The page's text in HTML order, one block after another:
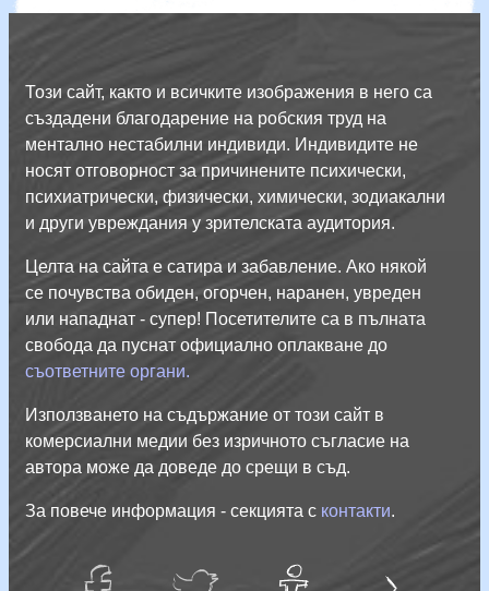
Този сайт, както и всичките изображения в него са
създадени благодарение на робския труд на
ментално нестабилни индивиди. Индивидите не
носят отговорност за причинените психически,
психиатрически, физически, химически, зодиакални
и други увреждания у зрителската аудитория.
Целта на сайта е сатира и забавление. Ако някой
се почувства обиден, огорчен, наранен, увреден
или нападнат - супер! Посетителите са в пълната
свобода да пуснат официално оплакване до
съответните органи.
Използването на съдържание от този сайт в
комерсиални медии без изричното съгласие на
автора може да доведе до срещи в съд.
За повече информация - секцията с контакти.
facebug twatter
Тук